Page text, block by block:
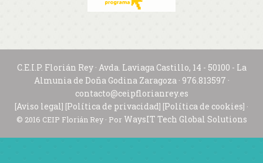
C.E.I.P. Florián Rey · Avda. Laviaga Castillo, 14 - 50100 - La
Almunia de Doña Godina Zaragoza · 976.813597 ·
contacto@ceipflorianrey.es
[Aviso legal] [Política de privacidad] [Política de cookies] ·
© 2016 CEIP Florián Rey · Por WaysIT Tech Global Solutions